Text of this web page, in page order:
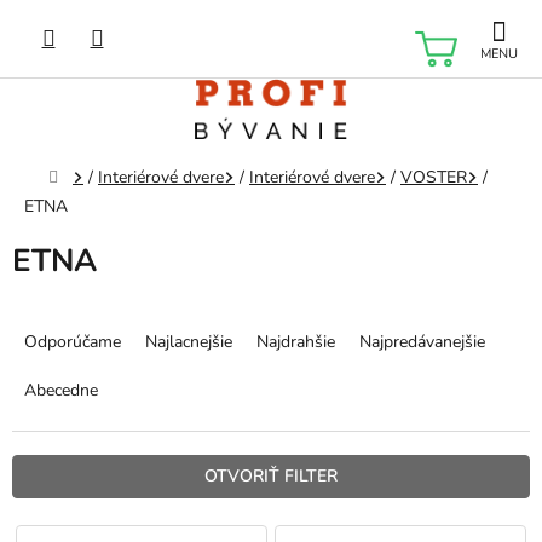
obsah
Domov
/ Interiérové dvere / Interiérové dvere / VOSTER
/
ETNA
ETNA
p
r
Odporúčame Najlacnejšie Najdrahšie Najpredávanejšie
Abecedne
OTVORIŤ FILTER
V